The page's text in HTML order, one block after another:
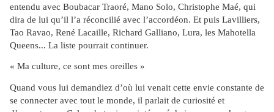
entendu avec Boubacar Traoré, Mano Solo, Christophe Maé, qui
dira de lui qu’il l’a réconcilié avec l’accordéon. Et puis Lavilliers,
Tao Ravao, René Lacaille, Richard Galliano, Lura, les Mahotella
Queens... La liste pourrait continuer.
« Ma culture, ce sont mes oreilles »
Quand vous lui demandiez d’où lui venait cette envie constante de
se connecter avec tout le monde, il parlait de curiosité et